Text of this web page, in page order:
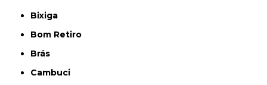
Bixiga
Bom Retiro
Brás
Cambuci